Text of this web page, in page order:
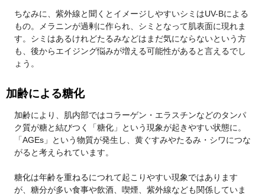
ちなみに、紫外線と聞くとイメージしやすいシミはUV-Bによる
もの。メラニンが過剰に作られ、シミとなって肌表面に現れま
す。シミはあるけれどたるみなどはまだ気にならないという方
も、後からエイジング悩みが増える可能性があると言えるでし
ょう。
加齢による糖化
加齢により、肌内部ではコラーゲン・エラスチンなどのタンパ
ク質が糖と結びつく「糖化」という現象が起きやすい状態に。
「AGEs」という物質が発生し、黄ぐすみやたるみ・シワにつな
がると考えられています。
糖化は年齢を重ねるにつれて起こりやすい現象ではあります
が、糖分が多い食事や飲酒、喫煙、紫外線なども関係していま